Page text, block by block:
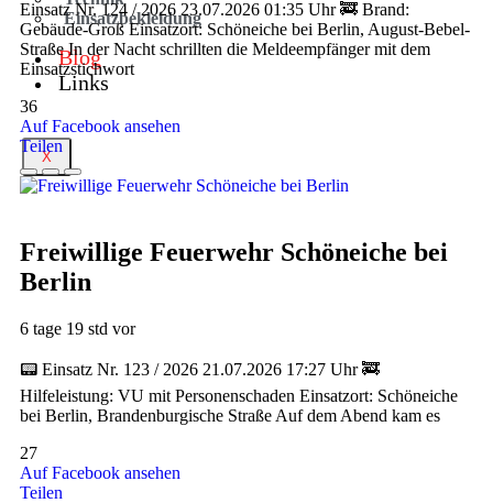
Einsatzbekleidung
Blog
Links
X
Einsatz Nr. 124 / 2026 23.07.2026 01:35 Uhr 🚒 Brand:
Gebäude-Groß Einsatzort: Schöneiche bei Berlin, August-Bebel-
Straße In der Nacht schrillten die Meldeempfänger mit dem
Einsatzstichwort
36
Auf Facebook ansehen
Teilen
Freiwillige Feuerwehr Schöneiche bei
Berlin
6 tage 19 std vor
📟 Einsatz Nr. 123 / 2026 21.07.2026 17:27 Uhr 🚒
Hilfeleistung: VU mit Personenschaden Einsatzort: Schöneiche
bei Berlin, Brandenburgische Straße Auf dem Abend kam es
27
Auf Facebook ansehen
Teilen